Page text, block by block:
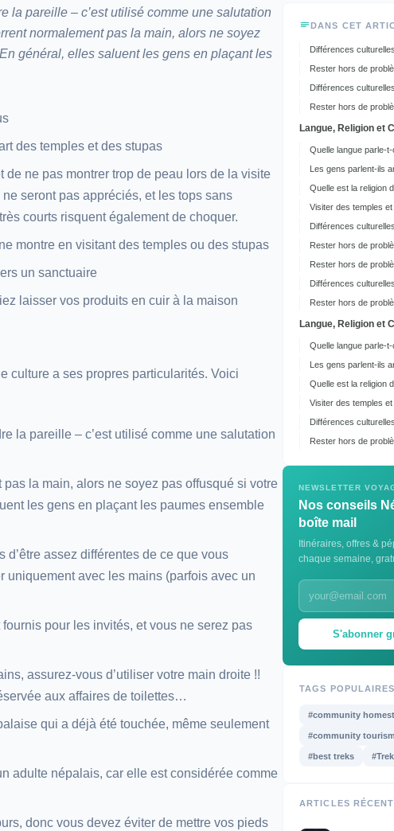
la pareille – c’est utilisé comme une salutation
normalement pas la main, alors ne soyez
général, elles saluent les gens en plaçant les
des temples et des stupas
de ne pas montrer trop de peau lors de la visite
seront pas appréciés, et les tops sans
courts risquent également de choquer.
montre en visitant des temples ou des stupas
un sanctuaire
laisser vos produits en cuir à la maison
culture a ses propres particularités. Voici
la pareille – c’est utilisé comme une salutation
la main, alors ne soyez pas offusqué si votre
les gens en plaçant les paumes ensemble
assez différentes de ce que vous
avec les mains (parfois avec un
pour les invités, et vous ne serez pas
assurez-vous d’utiliser votre main droite !!
aux affaires de toilettes…
qui a déjà été touchée, même seulement
adulte népalais, car elle est considérée comme
donc vous devez éviter de mettre vos pieds
DANS CET
Différences culturelles
Rester hors de
Différences culturelles
Rester hors de
Langue, Religion et
Quelle langue parle-
Les gens parlent-ils
Quelle est la religion
Visiter des temples
Différences culturelles
Rester hors de
Rester hors de
Différences culturelles
Rester hors de
Langue, Religion et
Quelle langue parle-
Les gens parlent-ils
Quelle est la religion
Visiter des temples
Différences culturelles
Rester hors de
NEWSLETTER
Nos conseils
boîte mail
Itinéraires, offres &
chaque semaine,
S'abonner
TAGS POPULAIRES
#community
#community tourism
#best treks
ARTICLES